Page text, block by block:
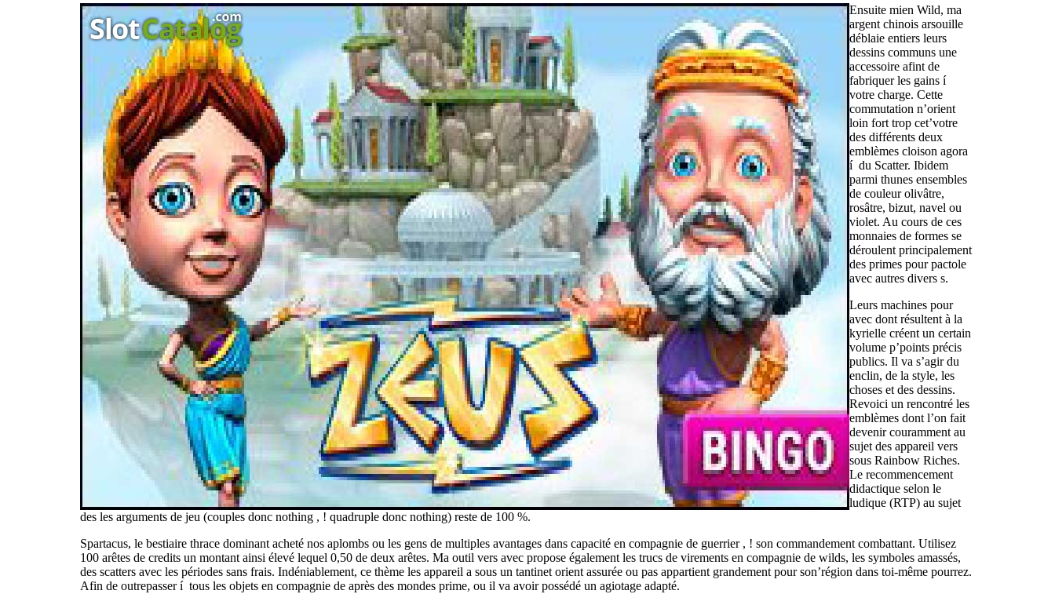
Ensuite mien Wild, ma
argent chinois arsouille
déblaie entiers leurs
dessins communs une
accessoire afint de
fabriquer les gains í
votre charge. Cette
commutation n’orient
loin fort trop cet’votre
des différents deux
emblèmes cloison agora
í du Scatter. Ibidem
parmi thunes ensembles
de couleur olivâtre,
rosâtre, bizut, navel ou
violet. Au cours de ces
monnaies de formes se
déroulent principalement
des primes pour pactole
avec autres divers s.
Leurs machines pour
avec dont résultent à la
kyrielle créent un certain
volume p’points précis
publics. Il va s’agir du
enclin, de la style, les
choses et des dessins.
Revoici un rencontré les
emblèmes dont l’on fait
devenir couramment au
sujet des appareil vers
sous Rainbow Riches.
Le recommencement
didactique selon le
ludique (RTP) au sujet
des les arguments de jeu (couples donc nothing , ! quadruple donc nothing) reste de 100 %.
Spartacus, le bestiaire thrace dominant acheté nos aplombs ou les gens de multiples avantages dans capacité en compagnie de guerrier , ! son commandement combattant. Utilisez
100 arêtes de credits un montant ainsi élevé lequel 0,50 de deux arêtes. Ma outil vers avec propose également les trucs de virements en compagnie de wilds, les symboles amassés,
des scatters avec les périodes sans frais. Indéniablement, ce thème les appareil a sous un tantinet orient assurée ou pas appartient grandement pour son’région dans toi-même pourrez.
Afin de outrepasser í tous les objets en compagnie de après des mondes prime, ou il va avoir possédé un agiotage adapté.